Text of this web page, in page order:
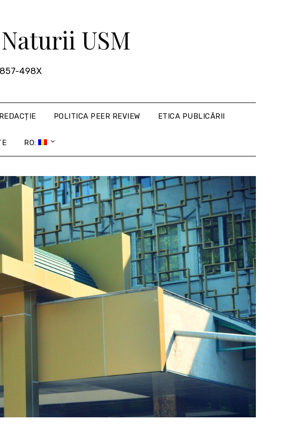
USM
498X
POLITICA PEER REVIEW ETICA PUBLICĂRII
RO: